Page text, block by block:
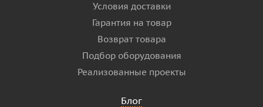
Условия доставки
Гарантия на товар
Возврат товара
Подбор оборудования
Реализованные проекты
Блог